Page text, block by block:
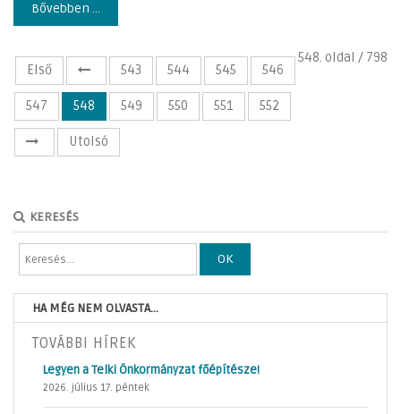
Bővebben ...
548. oldal / 798
Első
543 544 545 546
547 548 549 550 551 552
Utolsó
KERESÉS
OK
HA MÉG NEM OLVASTA...
TOVÁBBI HÍREK
Legyen a Telki Önkormányzat főépítésze!
2026. július 17. péntek